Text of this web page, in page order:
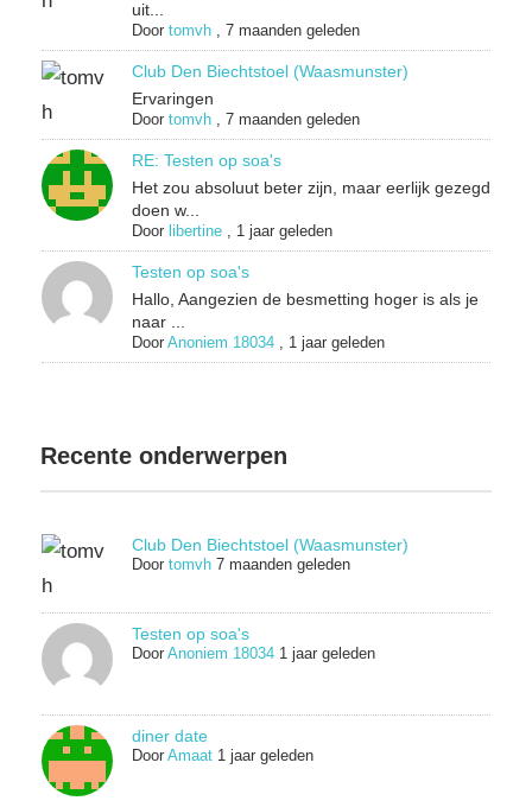
uit...
Door tomvh, 7 maanden geleden
Club Den Biechtstoel (Waasmunster)
Ervaringen
Door tomvh, 7 maanden geleden
RE: Testen op soa's
Het zou absoluut beter zijn, maar eerlijk gezegd
doen w...
Door libertine, 1 jaar geleden
Testen op soa's
Hallo, Aangezien de besmetting hoger is als je
naar ...
Door Anoniem 18034, 1 jaar geleden
Recente onderwerpen
Club Den Biechtstoel (Waasmunster)
Door tomvh 7 maanden geleden
Testen op soa's
Door Anoniem 18034 1 jaar geleden
diner date
Door Amaat 1 jaar geleden